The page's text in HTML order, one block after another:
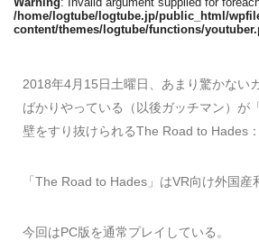
/home/logtube/logtube.jp/public_html/
content/themes/logtube/functions/
2018年4月15日土曜日、あまり驚かない
ばかりやっている（以後ガッチマン）が
壁をすり抜けられるThe Road to Hades
「The Road to Hades」はVR向け外国産
今回はPC版を通常プレイしている。